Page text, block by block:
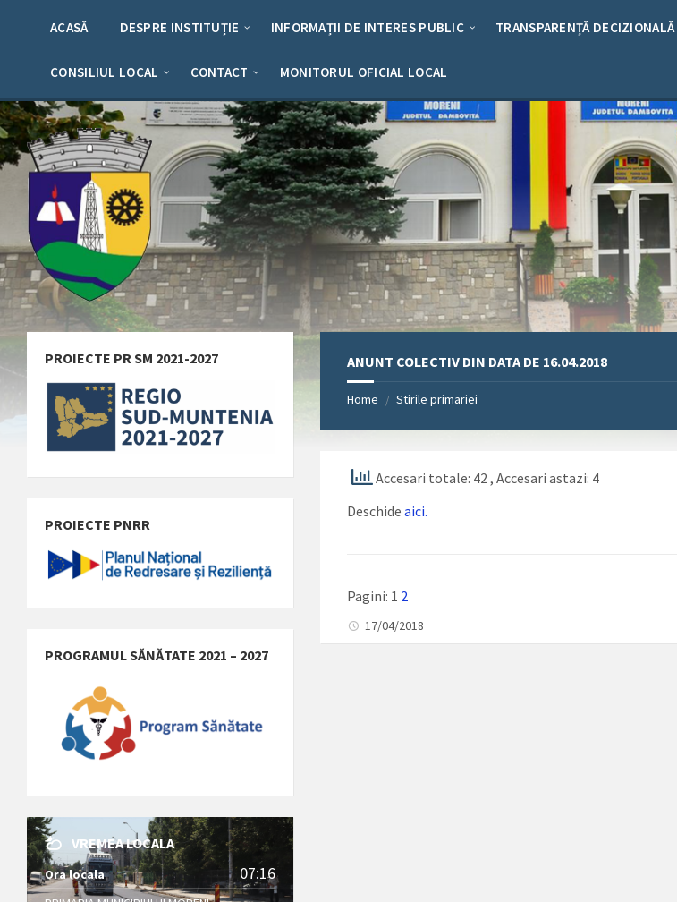
ACASĂ DESPRE INSTITUȚIE INFORMAȚII DE INTERES PUBLIC TRANSPARENȚĂ DECIZIONALĂ
CONSILIUL LOCAL CONTACT MONITORUL OFICIAL LOCAL
ANUNT COLECTIV DIN DATA DE 16.04.2018
Home / Stirile primariei
Accesari totale: 42, Accesari astazi: 4
Deschideaici.
Pagini: 1 2
17/04/2018
PROIECTE PR SM 2021-2027
PROIECTE PNRR
PROGRAMUL SĂNĂTATE 2021 – 2027
VREMEA LOCALA
Ora locala 07:16